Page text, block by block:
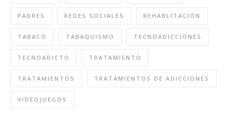
PADRES REDES SOCIALES REHABLITACIÓN
TABACO TABAQUISMO TECNOADICCIONES
TECNOADICTO TRATAMIENTO
TRATAMIENTOS TRATAMIENTOS DE ADICCIONES
VIDEOJUEGOS